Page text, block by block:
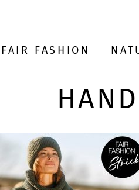
FAIR FASHION